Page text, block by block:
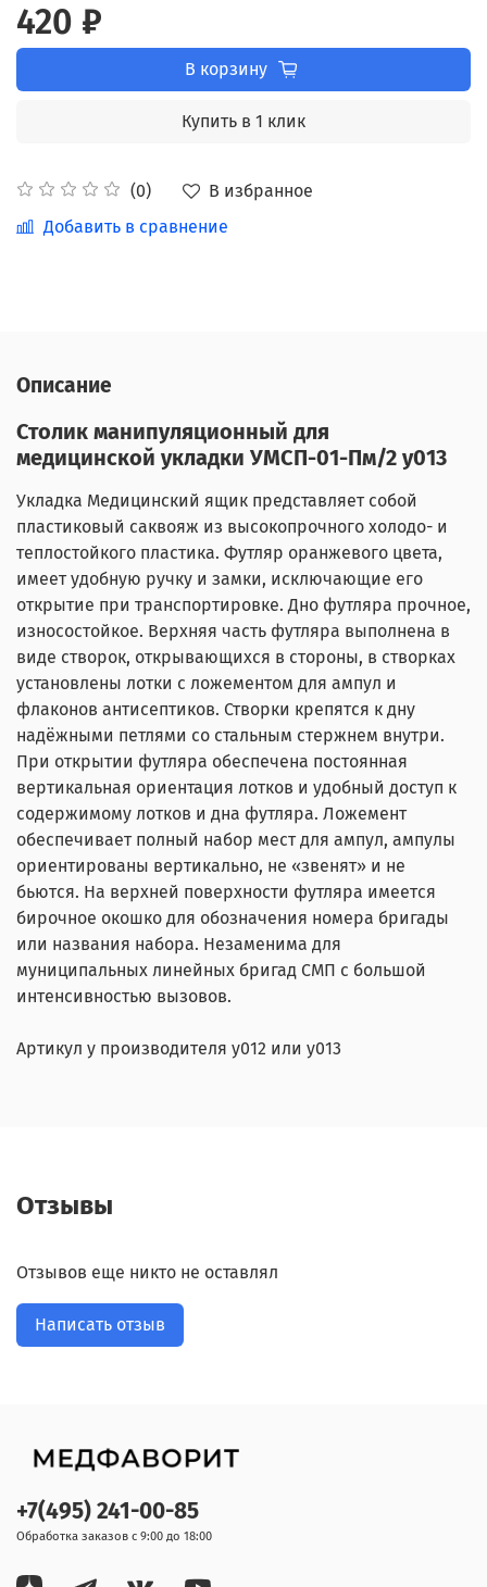
(0)
В избранное
Добавить в сравнение
420 ₽
В корзину
Купить в 1 клик
Описание
Столик манипуляционный для
медицинской укладки УМСП-01-Пм/2 у013
Укладка Медицинский ящик представляет собой
пластиковый саквояж из высокопрочного холодо- и
теплостойкого пластика. Футляр оранжевого цвета,
имеет удобную ручку и замки, исключающие его
открытие при транспортировке. Дно футляра прочное,
износостойкое. Верхняя часть футляра выполнена в
виде створок, открывающихся в стороны, в створках
установлены лотки с ложементом для ампул и
флаконов антисептиков. Створки крепятся к дну
надёжными петлями со стальным стержнем внутри.
При открытии футляра обеспечена постоянная
вертикальная ориентация лотков и удобный доступ к
содержимому лотков и дна футляра. Ложемент
обеспечивает полный набор мест для ампул, ампулы
ориентированы вертикально, не «звенят» и не
бьются. На верхней поверхности футляра имеется
бирочное окошко для обозначения номера бригады
или названия набора. Незаменима для
муниципальных линейных бригад СМП с большой
интенсивностью вызовов.
Артикул у производителя у012 или у013
Отзывы
Отзывов еще никто не оставлял
Написать отзыв
+7(495) 241-00-85
Обработка заказов с 9:00 до 18:00